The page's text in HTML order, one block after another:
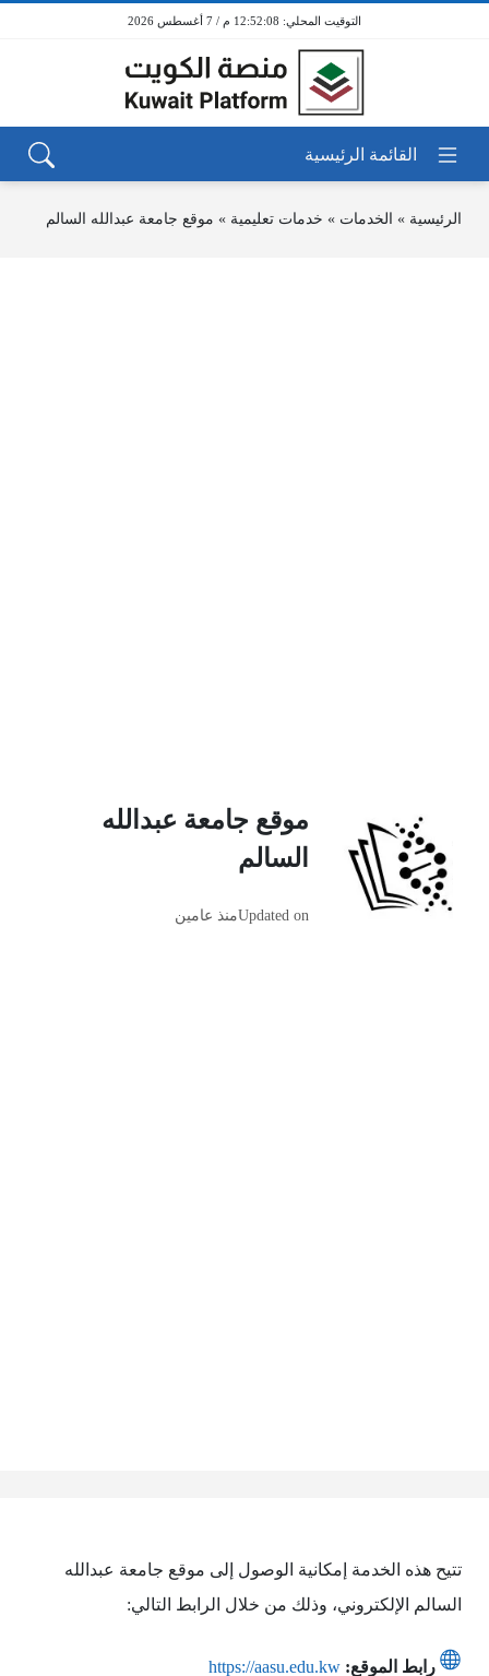
12:52:08 م / 7 أغسطس 2026
الرئيسية » الخدمات » خدمات تعليمية » موقع جامعة عبدالله السالم
موقع جامعة عبدالله
السالم
Updated onمنذ عامين
تتيح هذه الخدمة إمكانية الوصول إلى موقع جامعة عبدالله
السالم الإلكتروني، وذلك من خلال الرابط التالي:
رابط الموقع: https://aasu.edu.kw